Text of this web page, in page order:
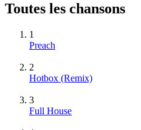
Toutes les chansons
1
Preach
2
Hotbox (Remix)
3
Full House